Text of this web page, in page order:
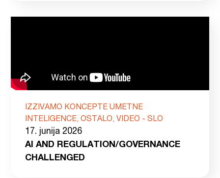
IZZIVAMO KONCEPTE UMETNE
INTELIGENCE, OSTALO, VIDEO - SLO
17. junija 2026
AI AND REGULATION/GOVERNANCE
CHALLENGED